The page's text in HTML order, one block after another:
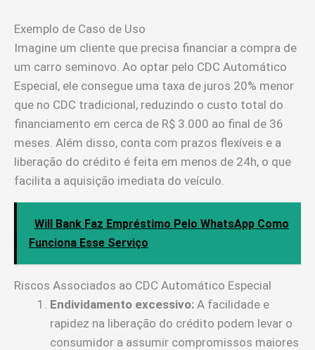
Exemplo de Caso de Uso
Imagine um cliente que precisa financiar a compra de
um carro seminovo. Ao optar pelo CDC Automático
Especial, ele consegue uma taxa de juros 20% menor
que no CDC tradicional, reduzindo o custo total do
financiamento em cerca de R$ 3.000 ao final de 36
meses. Além disso, conta com prazos flexíveis e a
liberação do crédito é feita em menos de 24h, o que
facilita a aquisição imediata do veículo.
Will Bank Faz Empréstimo Pelo WhatsApp Como
Funciona Esse Serviço
Riscos Associados ao CDC Automático Especial
Endividamento excessivo: A facilidade e
rapidez na liberação do crédito podem levar o
consumidor a assumir compromissos maiores